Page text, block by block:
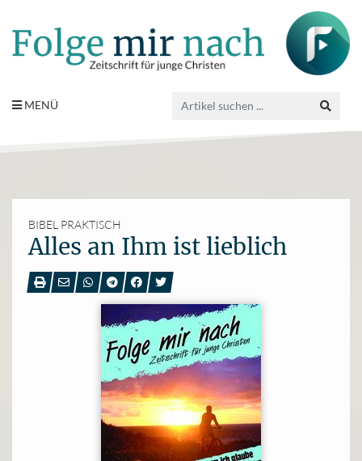
MENÜ
BIBEL PRAKTISCH
Alles an Ihm ist lieblich